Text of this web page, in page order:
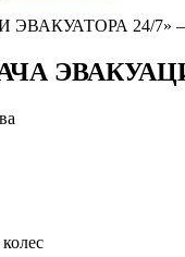
ЭВАКУАТОРА 24/